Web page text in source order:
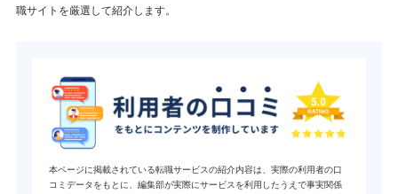
職サイトを厳選して紹介します。
本ページに掲載されている転職サービスの紹介内容は、実際の利用者の口
コミデータをもとに、編集部が実際にサービスを利用したうえで事実関係